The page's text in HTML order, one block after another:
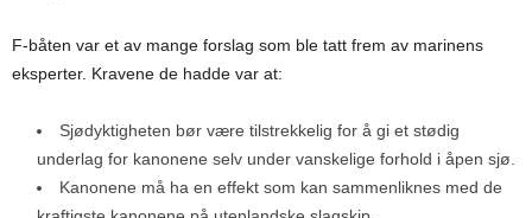
F-båten var et av mange forslag som ble tatt frem av marinens
eksperter. Kravene de hadde var at:
Sjødyktigheten bør være tilstrekkelig for å gi et stødig
underlag for kanonene selv under vanskelige forhold i åpen sjø.
Kanonene må ha en effekt som kan sammenliknes med de